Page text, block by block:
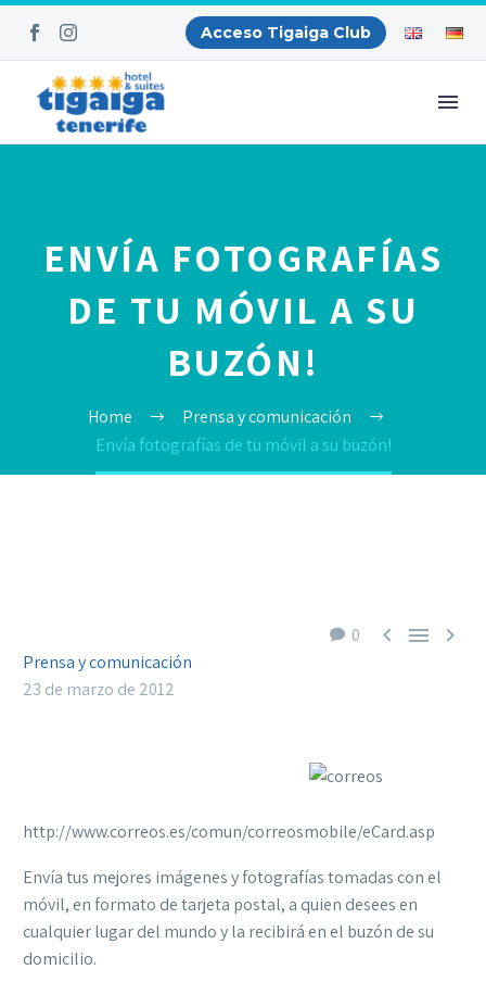
Acceso Tigaiga Club
ENVÍA FOTOGRAFÍAS
DE TU MÓVIL A SU
BUZÓN!
Home
Prensa y comunicación
Envía fotografías de tu móvil a su buzón!
0   
Prensa y comunicación
23 de marzo de 2012
http://www.correos.es/comun/correosmobile/eCard.asp
Envía tus mejores imágenes y fotografías tomadas con el
móvil, en formato de tarjeta postal, a quien desees en
cualquier lugar del mundo y la recibirá en el buzón de su
domicilio.